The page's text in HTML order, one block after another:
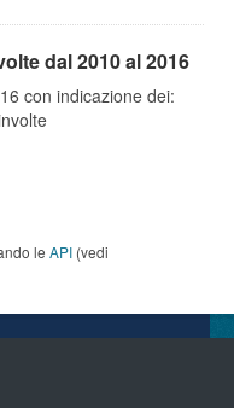
dal 2010 al 2016
con indicazione dei:
le API (vedi